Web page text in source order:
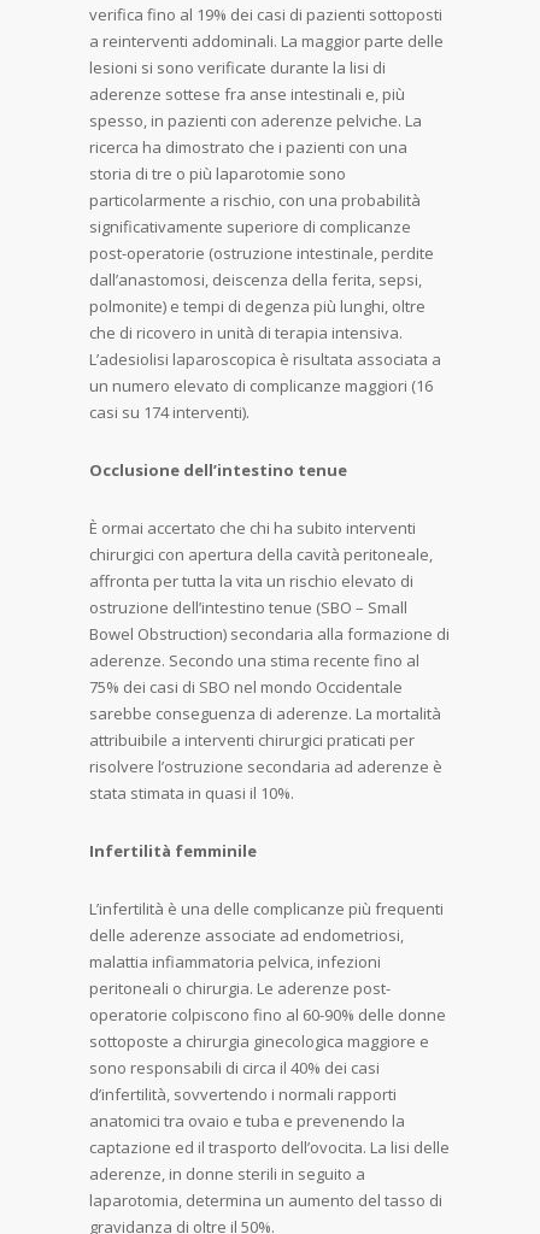
verifica fino al 19% dei casi di pazienti sottoposti
a reinterventi addominali. La maggior parte delle
lesioni si sono verificate durante la lisi di
aderenze sottese fra anse intestinali e, più
spesso, in pazienti con aderenze pelviche. La
ricerca ha dimostrato che i pazienti con una
storia di tre o più laparotomie sono
particolarmente a rischio, con una probabilità
significativamente superiore di complicanze
post-operatorie (ostruzione intestinale, perdite
dall’anastomosi, deiscenza della ferita, sepsi,
polmonite) e tempi di degenza più lunghi, oltre
che di ricovero in unità di terapia intensiva.
L’adesiolisi laparoscopica è risultata associata a
un numero elevato di complicanze maggiori (16
casi su 174 interventi).
Occlusione dell’intestino tenue
È ormai accertato che chi ha subito interventi
chirurgici con apertura della cavità peritoneale,
affronta per tutta la vita un rischio elevato di
ostruzione dell’intestino tenue (SBO – Small
Bowel Obstruction) secondaria alla formazione di
aderenze. Secondo una stima recente fino al
75% dei casi di SBO nel mondo Occidentale
sarebbe conseguenza di aderenze. La mortalità
attribuibile a interventi chirurgici praticati per
risolvere l’ostruzione secondaria ad aderenze è
stata stimata in quasi il 10%.
Infertilità femminile
L’infertilità è una delle complicanze più frequenti
delle aderenze associate ad endometriosi,
malattia infiammatoria pelvica, infezioni
peritoneali o chirurgia. Le aderenze post-
operatorie colpiscono fino al 60-90% delle donne
sottoposte a chirurgia ginecologica maggiore e
sono responsabili di circa il 40% dei casi
d’infertilità, sovvertendo i normali rapporti
anatomici tra ovaio e tuba e prevenendo la
captazione ed il trasporto dell’ovocita. La lisi delle
aderenze, in donne sterili in seguito a
laparotomia, determina un aumento del tasso di
gravidanza di oltre il 50%.